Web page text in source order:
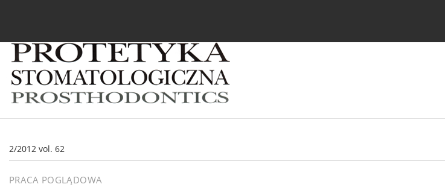
2/2012 vol. 62
PRACA POGLĄDOWA